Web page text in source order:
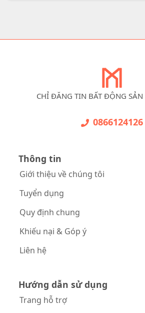
CHỈ ĐĂNG TIN BẤT ĐỘNG SẢN
0866124126
Thông tin
Giới thiệu về chúng tôi
Tuyển dụng
Quy định chung
Khiếu nại & Góp ý
Liên hệ
Hướng dẫn sử dụng
Trang hỗ trợ